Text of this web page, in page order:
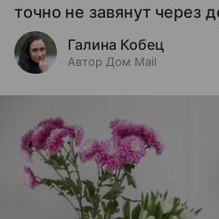
точно не завянут через
Галина Кобец
Автор Дом Mail